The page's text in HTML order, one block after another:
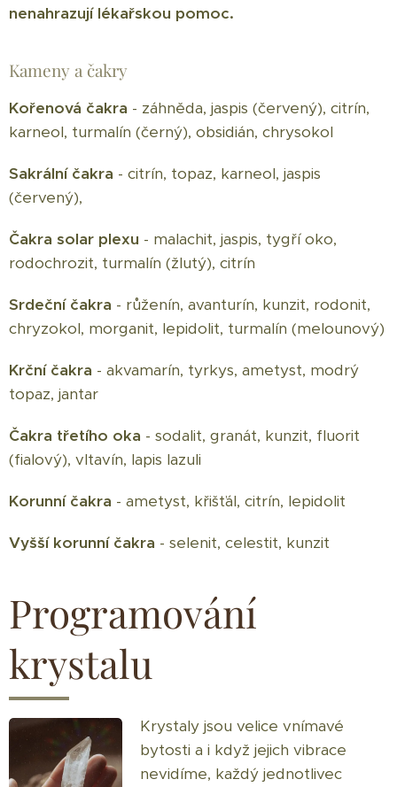
nenahrazují lékařskou pomoc.
Kameny a čakry
Kořenová čakra - záhněda, jaspis (červený), citrín,
karneol, turmalín (černý), obsidián, chrysokol
Sakrální čakra - citrín, topaz, karneol, jaspis
(červený),
Čakra solar plexu - malachit, jaspis, tygří oko,
rodochrozit, turmalín (žlutý), citrín
Srdeční čakra - růženín, avanturín, kunzit, rodonit,
chryzokol, morganit, lepidolit, turmalín (melounový)
Krční čakra - akvamarín, tyrkys, ametyst, modrý
topaz, jantar
Čakra třetího oka - sodalit, granát, kunzit, fluorit
(fialový), vltavín, lapis lazuli
Korunní čakra - ametyst, křišťál, citrín, lepidolit
Vyšší korunní čakra - selenit, celestit, kunzit
Programování
krystalu
Krystaly jsou velice vnímavé
bytosti a i když jejich vibrace
nevidíme, každý jednotlivec